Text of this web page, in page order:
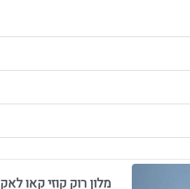
מלון רוק קוזי קאו לאק